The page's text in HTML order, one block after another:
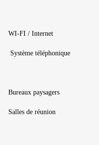
WI-FI / Internet
Système téléphonique
Bureaux paysagers
Salles de réunion